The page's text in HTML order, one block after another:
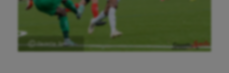
Ⓒ Gazette Sports